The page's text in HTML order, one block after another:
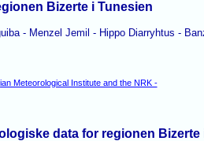
Bizerte i Tunesien
- Menzel Jemil - Hippo Diarryhtus -
Meteorological Institute and the NRK -
data for regionen Bizerte